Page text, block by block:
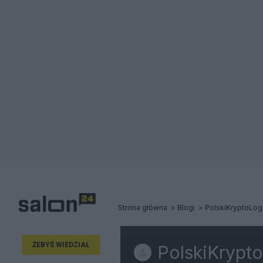
Strona główna Blogi PolskiKryptoLog
ŻEBYŚ WIEDZIAŁ